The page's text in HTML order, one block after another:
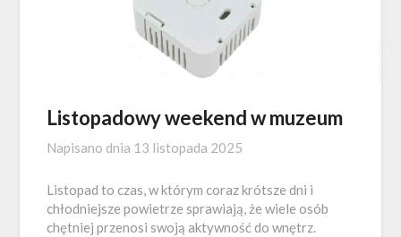
Listopadowy weekend w muzeum
Napisano dnia 13 listopada 2025
Listopad to czas, w którym coraz krótsze dni i
chłodniejsze powietrze sprawiają, że wiele osób
chętniej przenosi swoją aktywność do wnętrz.